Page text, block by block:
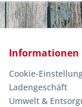
Informationen
Cookie-
Ladengeschäft
Umwelt &